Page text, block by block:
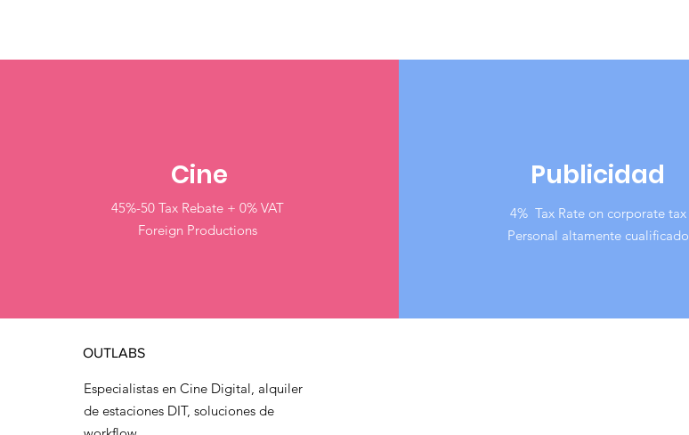
Cine
45%-50 Tax Rebate + 0% VAT
Foreign Productions
Publicidad
4% Tax Rate on corporate tax
Personal altamente cualificado
OUTLABS
Especialistas en Cine Digital, alquiler
de estaciones DIT, soluciones de